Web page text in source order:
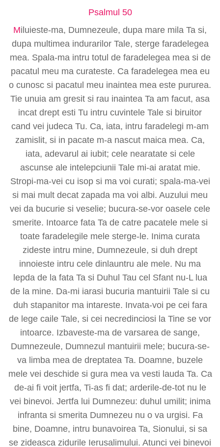
Psalmul 50
Miluieste-ma, Dumnezeule, dupa mare mila Ta si,
dupa multimea indurarilor Tale, sterge faradelegea
mea. Spala-ma intru totul de faradelegea mea si de
pacatul meu ma curateste. Ca faradelegea mea eu
o cunosc si pacatul meu inaintea mea este pururea.
Tie unuia am gresit si rau inaintea Ta am facut, asa
incat drept esti Tu intru cuvintele Tale si biruitor
cand vei judeca Tu. Ca, iata, intru faradelegi m-am
zamislit, si in pacate m-a nascut maica mea. Ca,
iata, adevarul ai iubit; cele nearatate si cele
ascunse ale intelepciunii Tale mi-ai aratat mie.
Stropi-ma-vei cu isop si ma voi curati; spala-ma-vei
si mai mult decat zapada ma voi albi. Auzului meu
vei da bucurie si veselie; bucura-se-vor oasele cele
smerite. Intoarce fata Ta de catre pacatele mele si
toate faradelegile mele sterge-le. Inima curata
zideste intru mine, Dumnezeule, si duh drept
innoieste intru cele dinlauntru ale mele. Nu ma
lepda de la fata Ta si Duhul Tau cel Sfant nu-L lua
de la mine. Da-mi iarasi bucuria mantuirii Tale si cu
duh stapanitor ma intareste. Invata-voi pe cei fara
de lege caile Tale, si cei necredinciosi la Tine se vor
intoarce. Izbaveste-ma de varsarea de sange,
Dumnezeule, Dumnezul mantuirii mele; bucura-se-
va limba mea de dreptatea Ta. Doamne, buzele
mele vei deschide si gura mea va vesti lauda Ta. Ca
de-ai fi voit jertfa, Ti-as fi dat; arderile-de-tot nu le
vei binevoi. Jertfa lui Dumnezeu: duhul umilit; inima
infranta si smerita Dumnezeu nu o va urgisi. Fa
bine, Doamne, intru bunavoirea Ta, Sionului, si sa
se zideasca zidurile Ierusalimului. Atunci vei binevoi